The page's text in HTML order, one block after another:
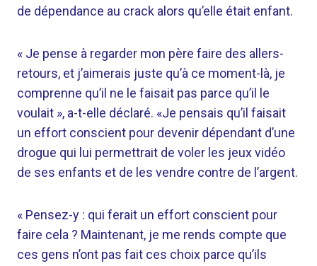
de dépendance au crack alors qu’elle était enfant.
« Je pense à regarder mon père faire des allers-
retours, et j’aimerais juste qu’à ce moment-là, je
comprenne qu’il ne le faisait pas parce qu’il le
voulait », a-t-elle déclaré. «Je pensais qu’il faisait
un effort conscient pour devenir dépendant d’une
drogue qui lui permettrait de voler les jeux vidéo
de ses enfants et de les vendre contre de l’argent.
« Pensez-y : qui ferait un effort conscient pour
faire cela ? Maintenant, je me rends compte que
ces gens n’ont pas fait ces choix parce qu’ils